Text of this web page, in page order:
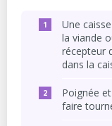
Une
la viande
récepteur
dans la
Poignée
faire